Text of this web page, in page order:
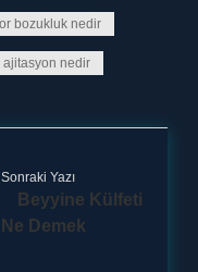
bozukluk nedir
ajitasyon nedir
Sonraki Yazı
Beyyine Külfeti
Ne Demek